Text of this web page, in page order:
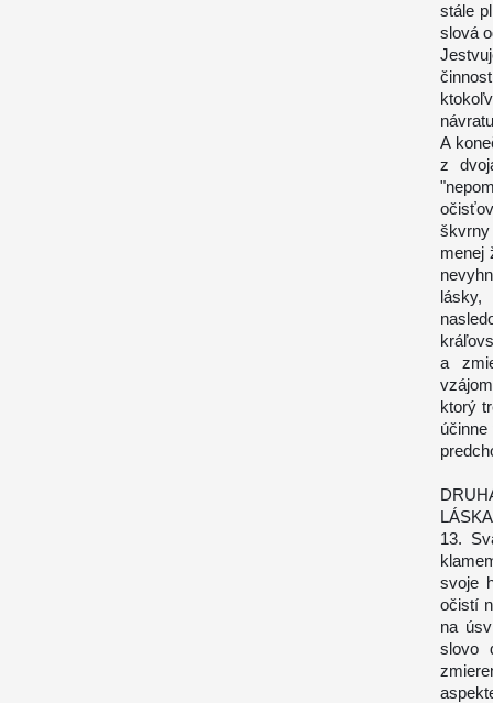
stále
slová
A
z
škvrny
menej
a
ktorý
13.
svoje
očistí
na
slovo